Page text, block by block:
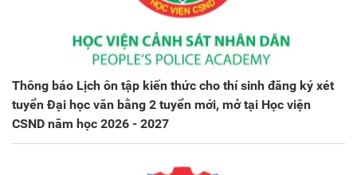
Thông báo Lịch ôn tập kiến thức cho thí sinh đăng ký xét
tuyển Đại học văn bằng 2 tuyển mới, mở tại Học viện
CSND năm học 2026 - 2027